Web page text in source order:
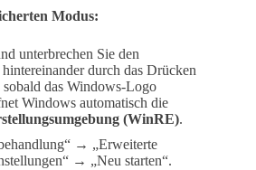
Modus:
unterbrechen Sie den
hintereinander durch das Drücken
das Windows-Logo
Windows automatisch die
(WinRE).
→ „Erweiterte
→ „Neu starten“.